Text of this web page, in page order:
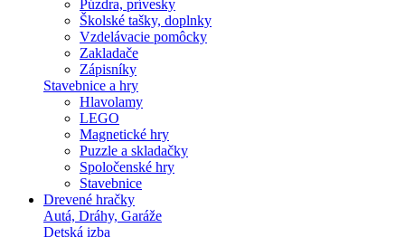
Púzdra, prívesky
Školské tašky, doplnky
Vzdelávacie pomôcky
Zakladače
Zápisníky
Stavebnice a hry
Hlavolamy
LEGO
Magnetické hry
Puzzle a skladačky
Spoločenské hry
Stavebnice
Drevené hračky
Autá, Dráhy, Garáže
Detská izba